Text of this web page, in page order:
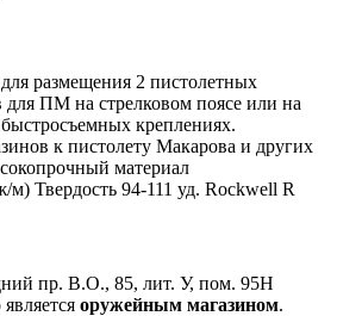
размещения 2 пистолетных
для ПМ на стрелковом поясе или на
креплениях.
к пистолету Макарова и других
материал
м) Твердость 94-111 уд. Rockwell R
пр. В.О., 85, лит. У, пом. 95Н
оружейным магазином.